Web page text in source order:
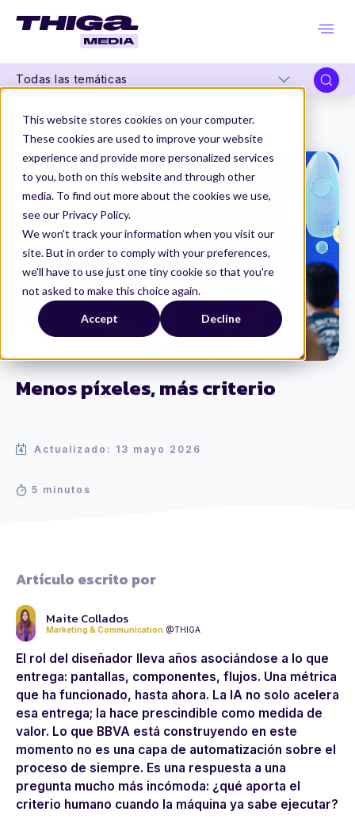
This website stores cookies on your computer.
These cookies are used to improve your website
experience and provide more personalized services
to you, both on this website and through other
media. To find out more about the cookies we use,
see our Privacy Policy.
We won't track your information when you visit our
site. But in order to comply with your preferences,
we'll have to use just one tiny cookie so that you're
not asked to make this choice again.
Accept Decline
Todas las temáticas
Menos píxeles, más criterio
Actualizado: 13 mayo 2026
5 minutos
Thiga Media
Product & Tech Leadership Summit
Artículo escrito por
Maite Collados
Marketing & Communication @THIGA
El rol del diseñador lleva años asociándose a lo que
entrega: pantallas, componentes, flujos. Una métrica
que ha funcionado, hasta ahora. La IA no solo acelera
esa entrega; la hace prescindible como medida de
valor. Lo que BBVA está construyendo en este
momento no es una capa de automatización sobre el
proceso de siempre. Es una respuesta a una
pregunta mucho más incómoda: ¿qué aporta el
criterio humano cuando la máquina ya sabe ejecutar?